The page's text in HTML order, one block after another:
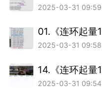
2025-03-31 09:59
2025-03-31 09:58
2025-03-31 09:54